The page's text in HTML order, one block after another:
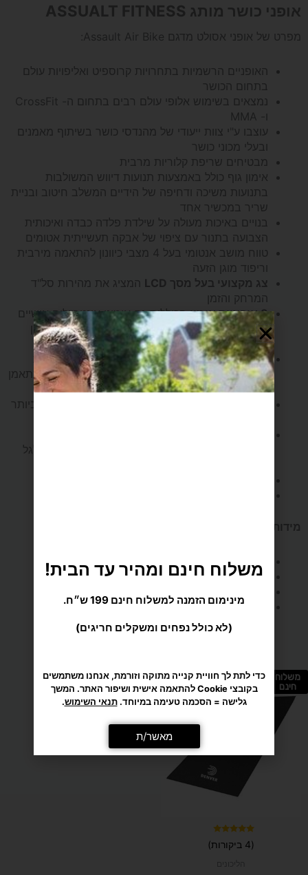
Assault
Bike
אופני כושר מותג ASSUALT FITNESS
מפרט של אופני אסולט מדגם Assault Air Bike:
האופניים הרשמיות בתחרויות קרוספיט ואליפויות עולם
בתחום הכושר
נמצאים בשימוש אלופי עולם רבים בתחום ה- CrossFit
עוצבו ע"י צוות ייעודי של מהנדסי כושר בשיתוף מאמנים
ובעלי מכוני כושר
מבטיחים שריפת קלוריות מרבית
אימון גוף כולל באמצעות תנועות דיווש המשולבות
בתנועות משיכה ודחיפה של הידיים המשלב חיטוב ובניית
שריר במכשיר אחד
בנויים באיכות מעולה על שילדת פלדה כבדה ואיכותית
הצבועה בתנור עם ציפוי של אבקה תעשייתית אטומים
טווח מושב אנטומי בעל 4 מצבי כיוונון להתאמה מירבית
וריפוד מוגן הזעה
צג מקצועי בעל מסך LCD
המציג את מהירות סל"ד
המרחק והזמן
8 אופציות אימון
הכוללות גם אימוני אינטרוולים אישיים
או מובנים בעצימויות שונות ואימוני מטרות מרחק זמן
קלוריות ודופק
פועלים על התנגדות אוויר ומתאימים לכל סוגי ורמות
המתאמנים כשההתנגדות גדלה אוטומטית ככל שהמתאמן
מדווש במהירות
רמות אימון שונות וכמעט בלתי מוגבלות ומתאימות ביותר
הרגליים על מדרכים סטטיים שאינם מפעילים את גלגל
מידות
רוחב – 61 ס"מ
משקל – 44.5 ק"ג.
משלוח
חינם
5.00
(4 ביקורות)
מינימום הזמנה למשלוח חינם 199 ש״ח.
(לא כולל נפחים ומשקלים חריגים)
גלישה = הסכמה טעימה במיוחד.תנאי השימוש.